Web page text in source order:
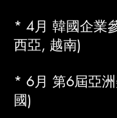
點：
韓國
點：
韓國
點：
韓國
點：
韓國
點：
韓國
點：
韓國
點：
韓國
點：
韓國
間：
2023
年7
點：
泰國
* 4月 韓國企業
西亞, 越南)
* 6月 第6屆亞
國)